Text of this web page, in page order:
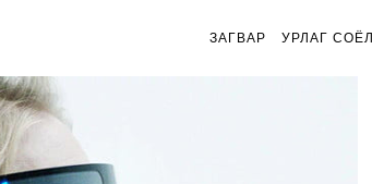
ЗАГВАР УРЛАГ СОЁЛ